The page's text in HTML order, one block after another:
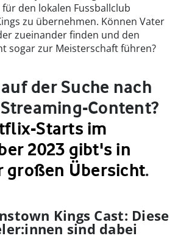
den lokalen Fussballclub
zu übernehmen. Können Vater
zueinander finden und den
sogar zur Meisterschaft führen?
der Suche nach
Content?
Starts im
2023 gibt's in
großen Übersicht.
Kings Cast: Diese
sind dabei